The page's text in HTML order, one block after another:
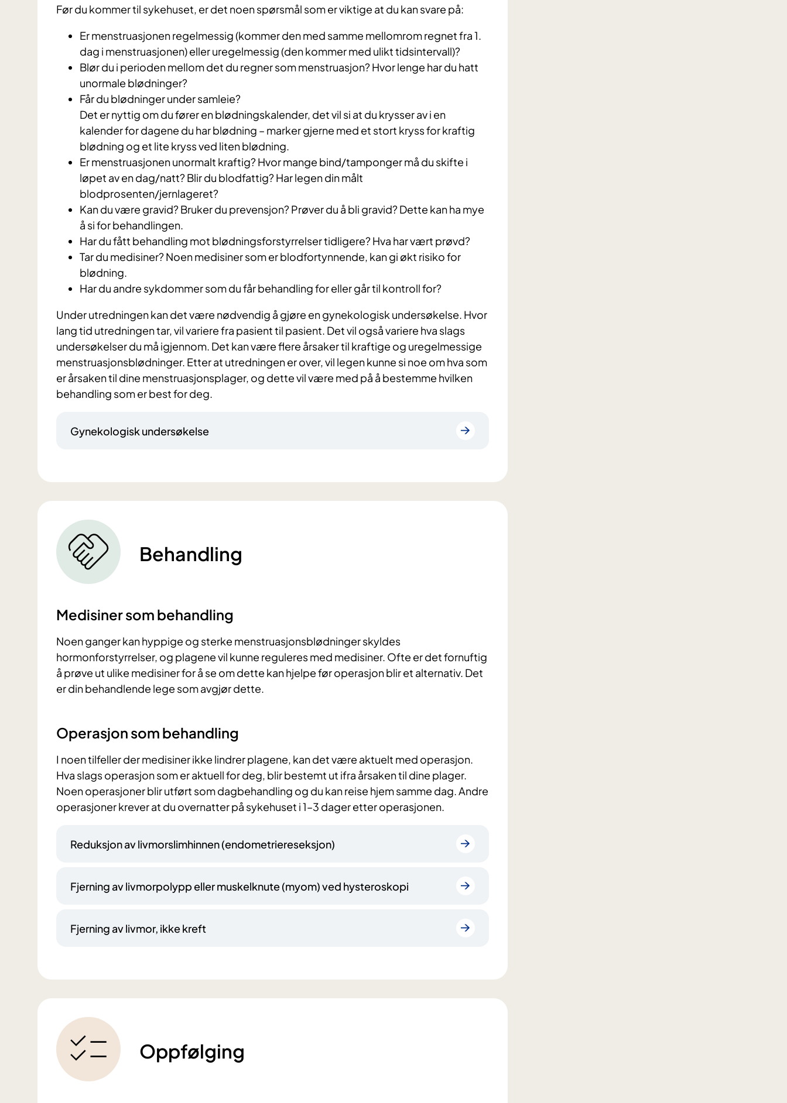
Før du kommer til sykehuset, er det noen spørsmål som er viktige at du kan svare på:
Er menstruasjonen regelmessig (kommer den med samme mellomrom regnet fra 1.
dag i menstruasjonen) eller uregelmessig (den kommer med ulikt tidsintervall)?
Blør du i perioden mellom det du regner som menstruasjon? Hvor lenge har du hatt
unormale blødninger?
Får du blødninger under samleie?
Det er nyttig om du fører en blødningskalender, det vil si at du krysser av i en
kalender for dagene du har blødning – marker gjerne med et stort kryss for kraftig
blødning og et lite kryss ved liten blødning.
Er menstruasjonen unormalt kraftig? Hvor mange bind/tamponger må du skifte i
løpet av en dag/natt? Blir du blodfattig? Har legen din målt
blodprosenten/jernlageret?
Kan du være gravid? Bruker du prevensjon? Prøver du å bli gravid? Dette kan ha mye
å si for behandlingen.
Har du fått behandling mot blødningsforstyrrelser tidligere? Hva har vært prøvd?
Tar du medisiner? Noen medisiner som er blodfortynnende, kan gi økt risiko for
blødning.
Har du andre sykdommer som du får behandling for eller går til kontroll for?
Under utredningen kan det være nødvendig å gjøre en gynekologisk undersøkelse. Hvor
lang tid utredningen tar, vil variere fra pasient til pasient. Det vil også variere hva slags
undersøkelser du må igjennom. Det kan være flere årsaker til kraftige og uregelmessige
menstruasjonsblødninger. Etter at utredningen er over, vil legen kunne si noe om hva som
er årsaken til dine menstruasjonsplager, og dette vil være med på å bestemme hvilken
behandling som er best for deg.
Gynekologisk undersøkelse
Behandling
Medisiner som behandling
Noen ganger kan hyppige og sterke menstruasjonsblødninger skyldes
hormonforstyrrelser, og plagene vil kunne reguleres med medisiner. Ofte er det fornuftig
å prøve ut ulike medisiner for å se om dette kan hjelpe før operasjon blir et alternativ. Det
er din behandlende lege som avgjør dette.
Operasjon som behandling
I noen tilfeller der medisiner ikke lindrer plagene, kan det være aktuelt med operasjon.
Hva slags operasjon som er aktuell for deg, blir bestemt ut ifra årsaken til dine plager.
Noen operasjoner blir utført som dagbehandling og du kan reise hjem samme dag. Andre
operasjoner krever at du overnatter på sykehuset i 1–3 dager etter operasjonen.
Reduksjon av livmorslimhinnen (endometriereseksjon)
Fjerning av livmorpolypp eller muskelknute (myom) ved hysteroskopi
Fjerning av livmor, ikke kreft
Oppfølging